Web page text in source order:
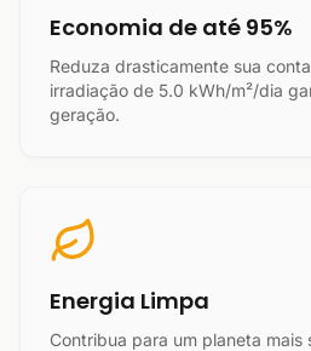
Economia de até 95%
Reduza drasticamente sua
irradiação de 5.0 kWh/m²/dia
geração.
Energia Limpa
Contribua para um planeta